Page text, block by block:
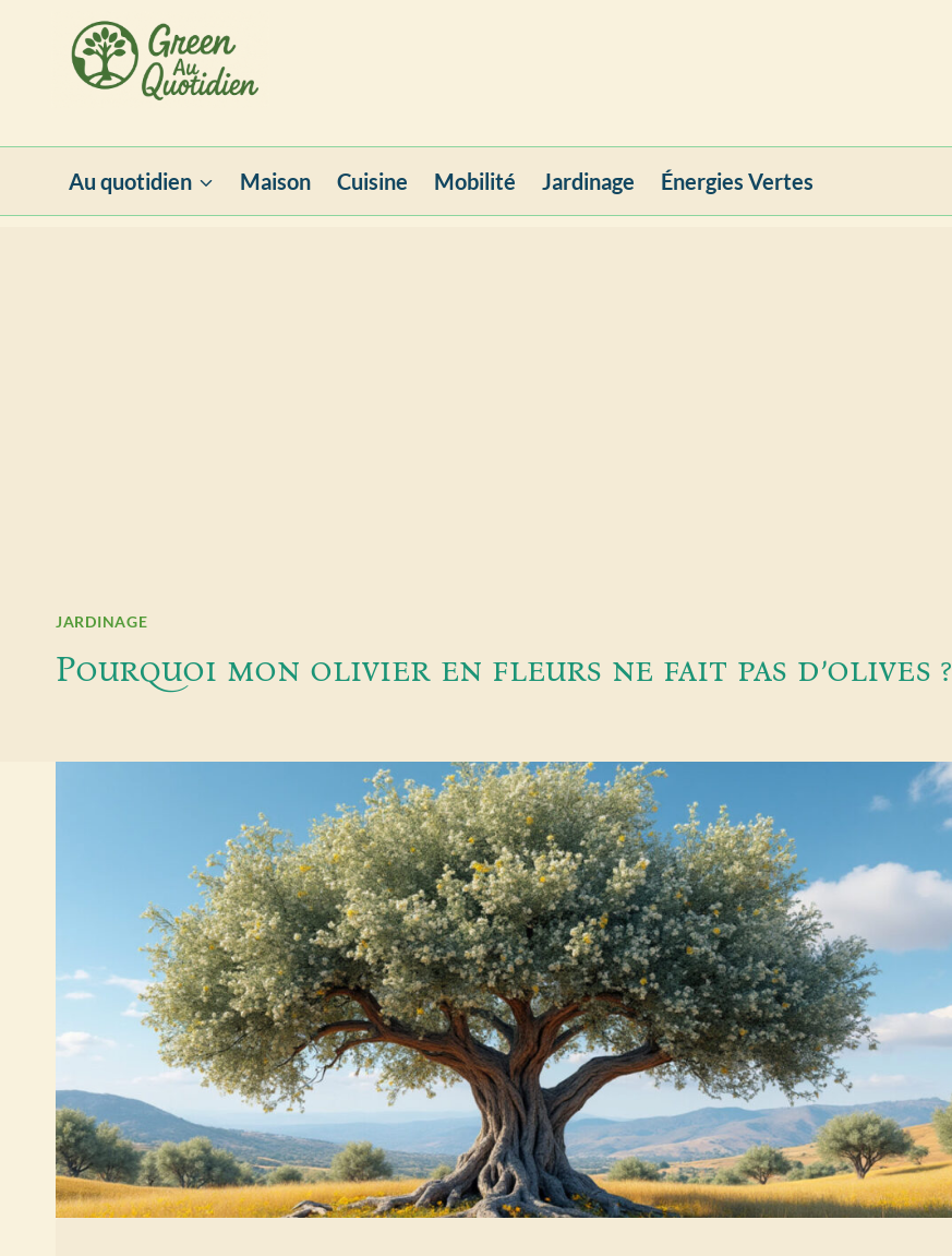
Au quotidien Maison Cuisine Mobilité Jardinage Énergies Vertes
JARDINAGE
Pourquoi mon olivier en fleurs ne fait pas d’olives ?